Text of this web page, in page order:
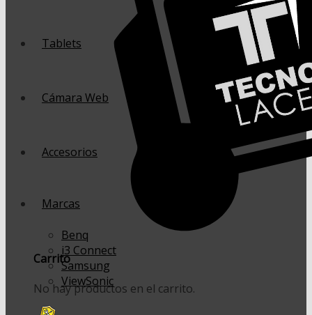
Carrito
No hay productos en el carrito.
Tablets
Cámara Web
Accesorios
Marcas
Benq
i3 Connect
Samsung
ViewSonic